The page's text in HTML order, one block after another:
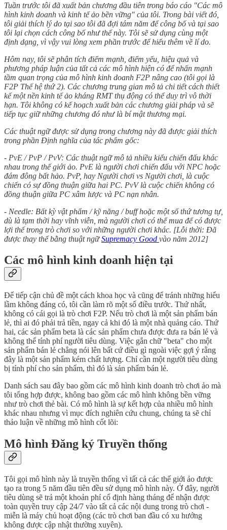
Tuần trước tôi đã xuất bản chương đầu tiên trong báo cáo "Các mô
hình kinh doanh và kinh tế ảo bền vững" của tôi. Trong bài viết đó,
tôi giải thích lý do tại sao tôi đã đợi tám năm để công bố và tại sao
tôi lại chọn cách công bố như thế này. Tôi sẽ sử dụng cùng một
định dạng, vì vậy vui lòng xem phần trước để hiểu thêm về lí do.
Hôm nay, tôi sẽ phân tích điểm mạnh, điểm yếu, hiệu quả và
phương pháp luận của tất cả các mô hình hiện có để nhấn mạnh
tầm quan trọng của mô hình kinh doanh F2P nâng cao (tôi gọi là
F2P Thế hệ thứ 2). Các chương trung gian mô tả chi tiết cách thiết
kế một nền kinh tế ảo kháng RMT thụ động có thể duy trì vô thời
hạn. Tôi không có kế hoạch xuất bản các chương giải pháp và sẽ
tiếp tục giữ những chương đó như là bí mật thương mại.
Các thuật ngữ được sử dụng trong chương này đã được giải thích
trong phần Định nghĩa của tác phẩm gốc:
- PvE / PvP / PvV: Các thuật ngữ mô tả nhiều kiểu chiến đấu khác
nhau trong thế giới ảo. PvE là người chơi chiến đấu với NPC hoặc
đám đông bất hảo. PvP, hay Người chơi vs Người chơi, là cuộc
chiến có sự đồng thuận giữa hai PC. PvV là cuộc chiến không có
đồng thuận giữa PC xâm lược và PC nạn nhân.
- Needle: Bất kỳ vật phẩm / kỹ năng / buff hoặc một số thứ tương tự,
dù là tạm thời hay vĩnh viễn, mà người chơi có thể mua để có được
lợi thế trong trò chơi so với những người chơi khác. [Lỗi thời: Đã
được thay thế bằng thuật ngữSupremacy Good vào năm 2012]
Các mô hình kinh doanh hiện tại
Để tiếp cận chủ đề một cách khoa học và cũng để tránh những hiểu
lầm không đáng có, tôi cần làm rõ một số điều trước. Thứ nhất,
không có cái gọi là trò chơi F2P. Nếu trò chơi là một sản phẩm bán
lẻ, thì ai đó phải trả tiền, ngay cả khi đó là một nhà quảng cáo. Thứ
hai, các sản phẩm beta là các sản phẩm chưa được đưa ra bán lẻ và
không thể tính phí người tiêu dùng. Việc gắn chữ "beta" cho một
sản phẩm bán lẻ chẳng nói lên bất cứ điều gì ngoài việc gợi ý rằng
đây là một sản phẩm kém chất lượng. Chỉ cần một người tiêu dùng
bị tính phí cho sản phẩm, thì đó là sản phẩm bán lẻ.
Danh sách sau đây bao gồm các mô hình kinh doanh trò chơi ảo mà
tôi tổng hợp được, không bao gồm các mô hình không bền vững
như trò chơi thẻ bài. Có mô hình là sự kết hợp của nhiều mô hình
khác nhau nhưng vì mục đích nghiên cứu chung, chúng ta sẽ chỉ
thảo luận về những mô hình cốt lõi:
Mô hình Đăng ký Truyền thống
Tôi gọi mô hình này là truyền thống vì tất cả các thế giới ảo được
tạo ra trong 5 năm đầu tiên đều sử dụng mô hình này. Ở đây, người
tiêu dùng sẽ trả một khoản phí cố định hàng tháng để nhận được
toàn quyền truy cập 24/7 vào tất cả các nội dung trong trò chơi -
miễn là máy chủ hoạt động (các trò chơi ban đầu có xu hướng
không được cập nhật thường xuyên).